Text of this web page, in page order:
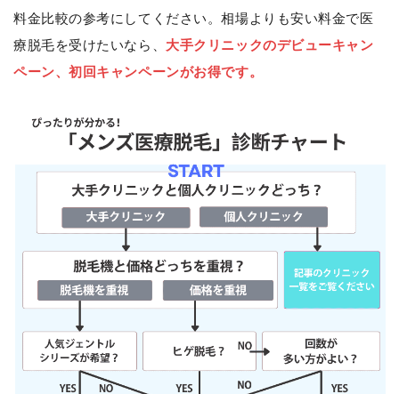
料金比較の参考にしてください。相場よりも安い料金で医
療脱毛を受けたいなら、 大手クリニックのデビューキャン
ペーン、初回キャンペーンがお得です。